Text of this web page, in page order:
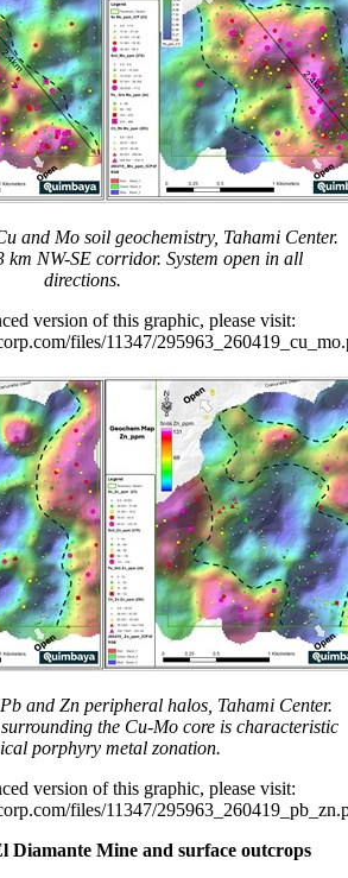
and Mo soil geochemistry, Tahami Center.
km NW-SE corridor. System open in all
directions.
version of this graphic, please visit:
files/11347/
and Zn peripheral halos, Tahami Center.
the Cu-Mo core is characteristic
porphyry metal zonation.
version of this graphic, please visit:
files/11347/
Diamante Mine and surface outcrops